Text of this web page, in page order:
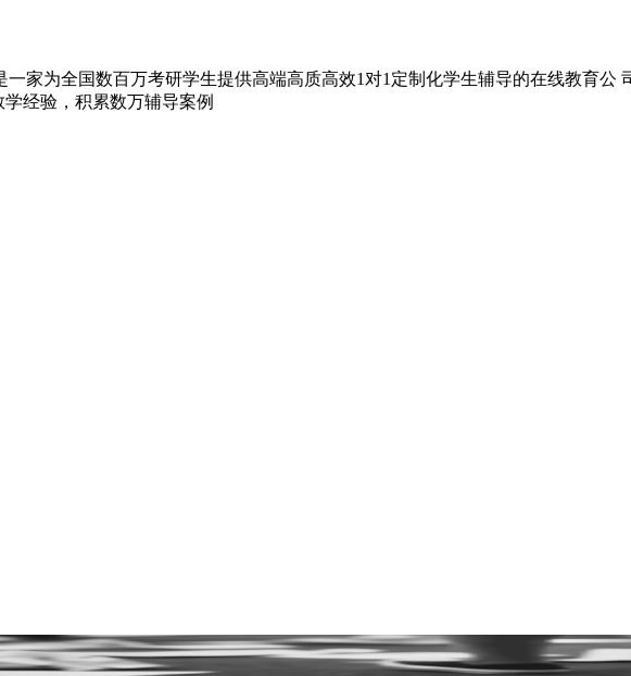
家为全国数百万考研学生提供高端高质高效1对1定制化学生辅导的在线教育公
经验，积累数万辅导案例